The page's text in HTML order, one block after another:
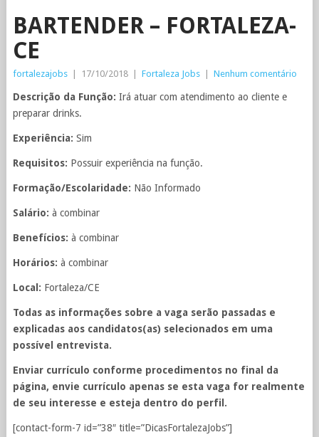
BARTENDER – FORTALEZA-
CE
fortalezajobs 17/10/2018 Fortaleza Jobs Nenhum comentário
Descrição da Função: Irá atuar com atendimento ao cliente e
preparar drinks.
Experiência: Sim
Requisitos: Possuir experiência na função.
Formação/Escolaridade: Não Informado
Salário: à combinar
Benefícios: à combinar
Horários: à combinar
Local: Fortaleza/CE
Todas as informações sobre a vaga serão passadas e
explicadas aos candidatos(as) selecionados em uma
possível entrevista.
Enviar currículo conforme procedimentos no final da
página, envie currículo apenas se esta vaga for realmente
de seu interesse e esteja dentro do perfil.
[contact-form-7 id=”38″ title=”DicasFortalezaJobs”]